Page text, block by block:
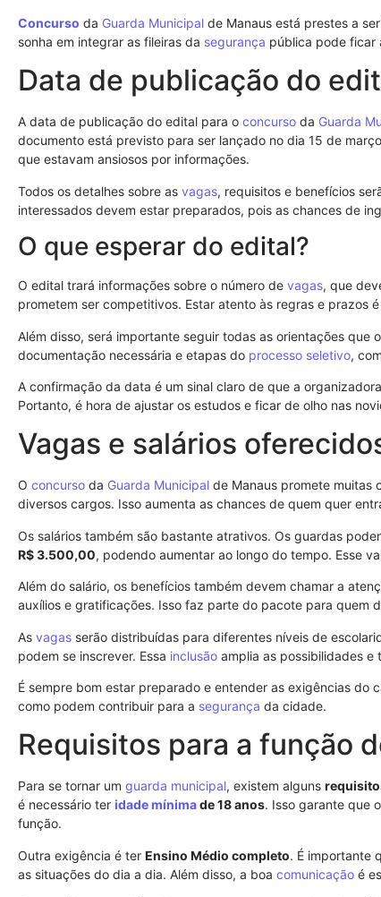
Concurso da Guarda Municipal de Manaus está prestes a
sonha em integrar as fileiras da segurança pública pode ficar
Data de publicação do
A data de publicação do edital para o concurso da Guarda
documento está previsto para ser lançado no dia 15 de
que estavam ansiosos por informações.
Todos os detalhes sobre as vagas, requisitos e benefícios
interessados devem estar preparados, pois as chances de
O que esperar do edital?
O edital trará informações sobre o número de vagas, que
prometem ser competitivos. Estar atento às regras e prazos
Além disso, será importante seguir todas as orientações que
documentação necessária e etapas do processo seletivo,
A confirmação da data é um sinal claro de que a
Portanto, é hora de ajustar os estudos e ficar de olho nas
Vagas e salários
O concurso da Guarda Municipal de Manaus promete muitas
diversos cargos. Isso aumenta as chances de quem quer
Os salários também são bastante atrativos. Os guardas
R$ 3.500,00, podendo aumentar ao longo do tempo. Esse
Além do salário, os benefícios também devem chamar a
auxílios e gratificações. Isso faz parte do pacote para quem
As vagas serão distribuídas para diferentes níveis de
podem se inscrever. Essa inclusão amplia as possibilidades e
É sempre bom estar preparado e entender as exigências do
como podem contribuir para a segurança da cidade.
Requisitos para a função
Para se tornar um guarda municipal, existem alguns
é necessário ter idade mínimade 18 anos. Isso garante que
função.
Outra exigência é ter Ensino Médio completo. É importante
as situações do dia a dia. Além disso, a boa comunicação é